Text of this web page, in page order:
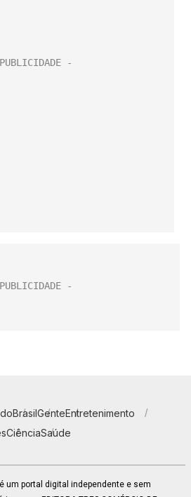
BrasilGenteEntretenimento
CiênciaSaúde
é um portal digital independente e sem